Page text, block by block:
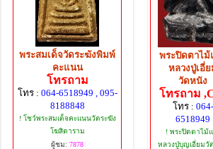
พระสมเด็จวัดระฆังพิมพ์
คะแนน
โทรถาม
โทร : 064-6518949 , 095-
8188848
! โชว์พระสมเด็จคะแนนวัดระฆัง
โฆสิตาราม
ผู้ชม: 7878
พระปิดตาไม้
หลวงปู่เอี่ย
วัดหนัง
โทรถาม
โทร : 064-
6518949
! พระปิดตาไม้
หลวงปู่บุญเอี่ยมวั